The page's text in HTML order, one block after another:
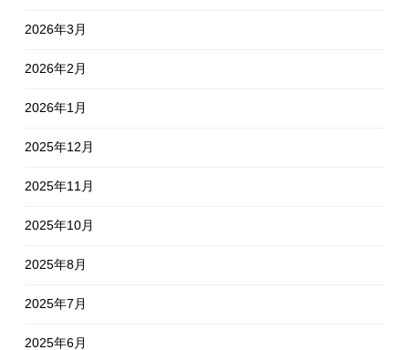
2026年3月
2026年2月
2026年1月
2025年12月
2025年11月
2025年10月
2025年8月
2025年7月
2025年6月